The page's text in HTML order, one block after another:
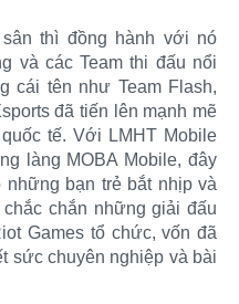
thì đồng hành với nó
và các Team thi đấu nổi
cái tên như Team Flash,
đã tiến lên mạnh mẽ
tế. Với LMHT Mobile
làng MOBA Mobile, đây
bạn trẻ bắt nhịp và
chắn những giải đấu
Games tổ chức, vốn đã
sức chuyên nghiệp và bài